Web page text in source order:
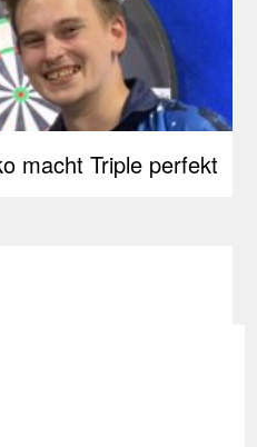
macht Triple perfekt